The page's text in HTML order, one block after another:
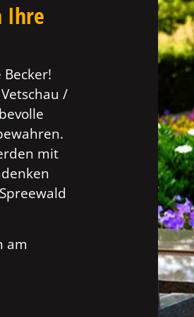
Ihre
/
mit
am